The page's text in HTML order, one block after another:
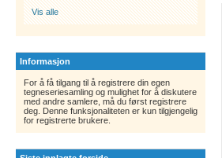
Vis alle
Informasjon
For å få tilgang til å registrere din egen
tegneseriesamling og mulighet for å diskutere
med andre samlere, må du først registrere
deg. Denne funksjonaliteten er kun tilgjengelig
for registrerte brukere.